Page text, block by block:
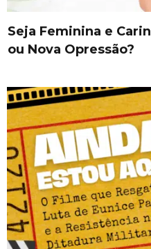
Seja Feminina e
ou Nova Opressão?